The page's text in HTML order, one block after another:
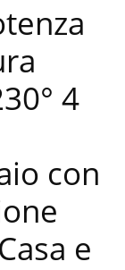
4
con
e